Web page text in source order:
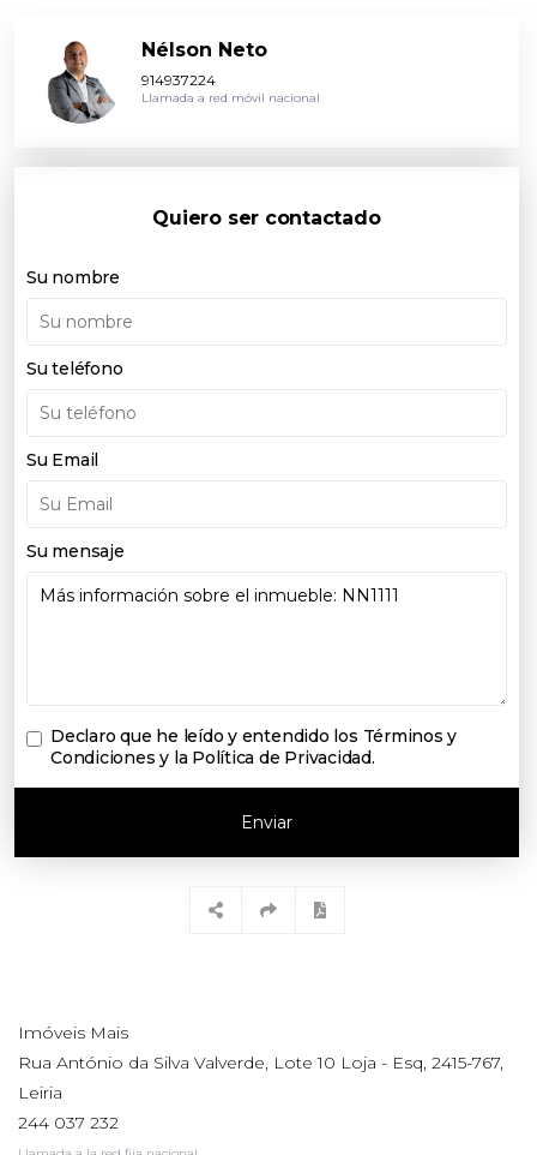
Nélson Neto
914937224
Llamada a red móvil nacional
Quiero ser contactado
Su nombre
Su teléfono
Su Email
Su mensaje
Declaro que he leído y entendido los Términos y
Condiciones y la Política de Privacidad.
Enviar
Imóveis Mais
Rua António da Silva Valverde, Lote 10 Loja - Esq, 2415-767,
Leiria
244 037 232